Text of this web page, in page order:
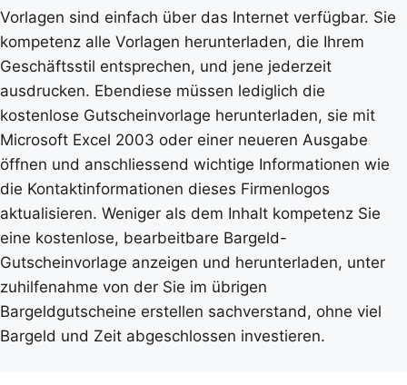
Vorlagen sind einfach über das Internet verfügbar. Sie
kompetenz alle Vorlagen herunterladen, die Ihrem
Geschäftsstil entsprechen, und jene jederzeit
ausdrucken. Ebendiese müssen lediglich die
kostenlose Gutscheinvorlage herunterladen, sie mit
Microsoft Excel 2003 oder einer neueren Ausgabe
öffnen und anschliessend wichtige Informationen wie
die Kontaktinformationen dieses Firmenlogos
aktualisieren. Weniger als dem Inhalt kompetenz Sie
eine kostenlose, bearbeitbare Bargeld-
Gutscheinvorlage anzeigen und herunterladen, unter
zuhilfenahme von der Sie im übrigen
Bargeldgutscheine erstellen sachverstand, ohne viel
Bargeld und Zeit abgeschlossen investieren.